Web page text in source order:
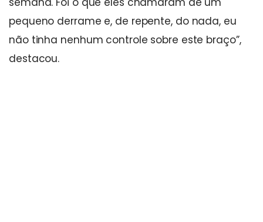
pequeno derrame e, de repente, do nada, eu
não tinha nenhum controle sobre este braço”,
destacou.